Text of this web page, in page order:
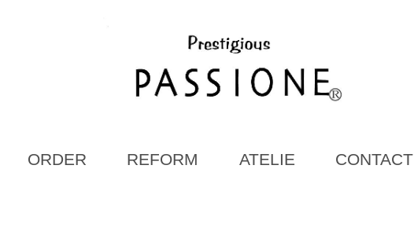
ORDER REFORM ATELIE CONTACT